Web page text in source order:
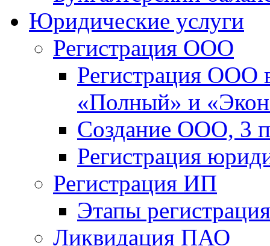
Юридические услуги
Регистрация ООО
Регистрация ООО
«Полный» и
Создание ООО, 3
Регистрация
Регистрация ИП
Этапы
Ликвидация ПАО